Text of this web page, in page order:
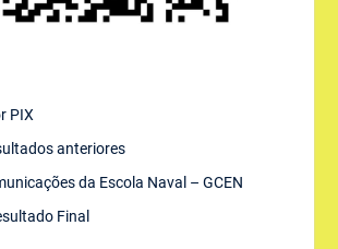
PIX
anteriores
da Escola Naval – GCEN
Final